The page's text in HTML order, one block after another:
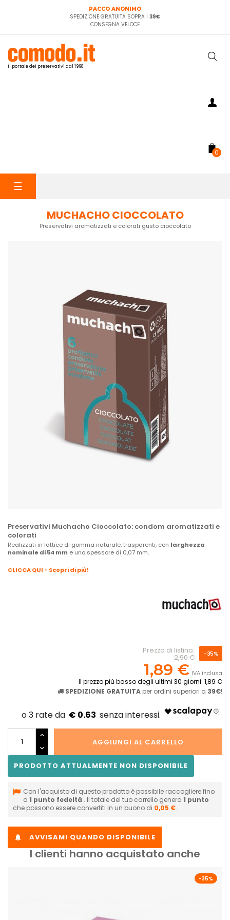
PACCO ANONIMO
SPEDIZIONE GRATUITA SOPRA I 39€
CONSEGNA VELOCE
il portale dei preservativi dal 1998
0
navigazione
☰
MUCHACHO CIOCCOLATO
Preservativi aromatizzati e colorati gusto cioccolato
Preservativi Muchacho Cioccolato: condom aromatizzati e
colorati
Realizzati in lattice di gomma naturale, trasparenti, con larghezza
nominale di 54 mm e uno spessore di 0,07 mm.
CLICCA QUI - Scopri di più!
Prezzo di listino:
2,90 €
-35%
1,89 € IVA inclusa
Il prezzo più basso degli ultimi 30 giorni: 1,89 €
SPEDIZIONE GRATUITA per ordini superiori a 39€!
€ 0.63
AGGIUNGI AL CARRELLO
PRODOTTO ATTUALMENTE NON DISPONIBILE
Con l'acquisto di questo prodotto è possibile raccogliere fino
a 1 punto fedeltà . Il totale del tuo carrello genera 1 punto
che possono essere convertiti in un buono di 0,05 €.
 AVVISAMI QUANDO DISPONIBILE
I clienti hanno acquistato anche
-35%